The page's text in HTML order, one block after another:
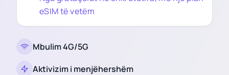
eSIM të vetëm
Mbulim 4G/5G
Aktivizim i menjëhershëm